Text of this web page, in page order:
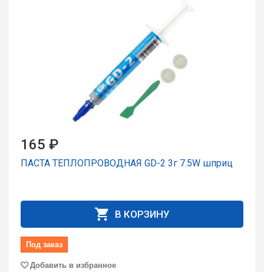
165 ₽
ПАСТА ТЕПЛОПРОВОДНАЯ GD-2 3г 7.5W шприц
В КОРЗИНУ
Под заказ
Добавить в избранное